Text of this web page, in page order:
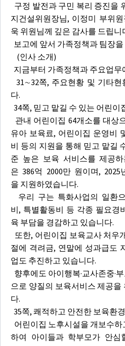
구정 발전과 구민 복리 증진을
지건설위원장님, 이정미 부위
욱 위원님께 깊은 감사를 드립니
보고에 앞서 가족정책과 팀장
(인사 소개)
지금부터 가족정책과 주요업
31∼32쪽, 주요현황 및 기타현
다.
34쪽, 믿고 맡길 수 있는 어린이
관내 어린이집 64개소를 대상
유아 보육료, 어린이집 운영비
비 등의 지원을 통해 믿고 맡길
준 높은 보육 서비스를 제공
은 386억 2000만 원이며, 2025
을 지원하였습니다.
우리 구는 특화사업의 일환
비, 특별활동비 등 각종 필요경
육 부담을 경감하고 있습니다.
또한, 어린이집 보육교사 처우
절에 격려금, 연말에 성과급도
업도 추진하고 있습니다.
향후에도 아이행복·교사존중·
으로 양질의 보육서비스 제공
다.
35쪽, 쾌적하고 안전한 보육환
어린이집 노후시설을 개보수
하여 아이들과 학부모가 안심